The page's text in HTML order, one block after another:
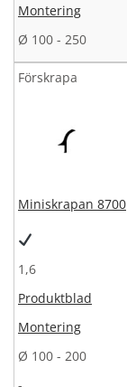
Montering
Ø 100 - 250
Förskrapa
Miniskrapan 8700
1,6
Produktblad
Montering
Ø 100 - 200